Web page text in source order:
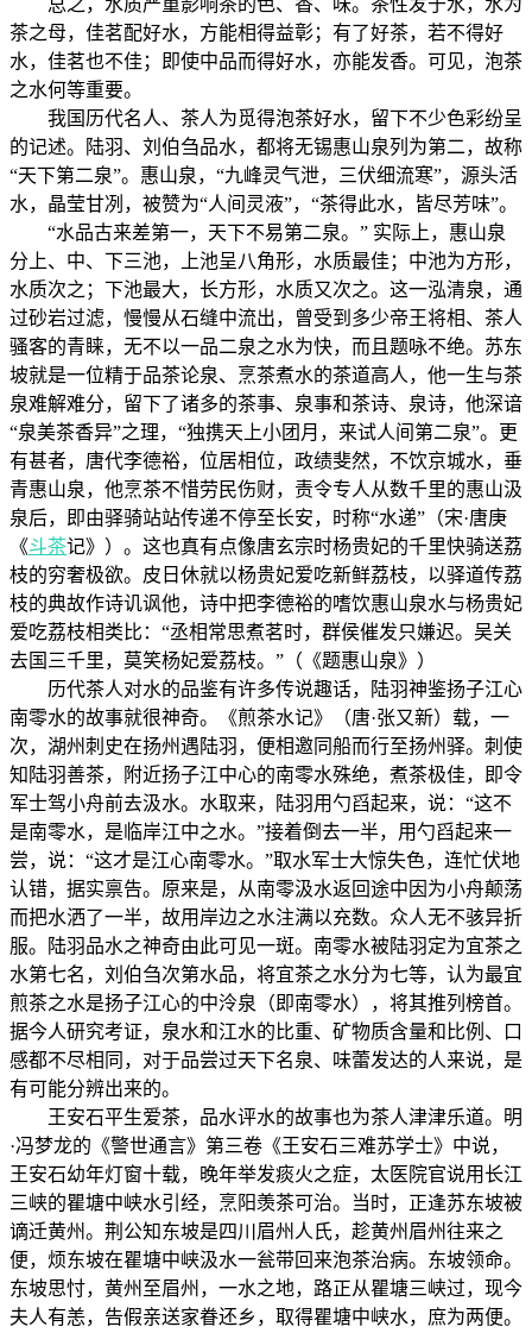
茶之母，佳茗配好水，方能相得益彰；有了好茶，若不得好
水，佳茗也不佳；即使中品而得好水，亦能发香。可见，泡茶
之水何等重要。
我国历代名人、茶人为觅得泡茶好水，留下不少色彩纷呈
的记述。陆羽、刘伯刍品水，都将无锡惠山泉列为第二，故称
“天下第二泉”。惠山泉，“九峰灵气泄，三伏细流寒”，源头活
水，晶莹甘冽，被赞为“人间灵液”，“茶得此水，皆尽芳味”。
“水品古来差第一，天下不易第二泉。” 实际上，惠山泉
分上、中、下三池，上池呈八角形，水质最佳；中池为方形，
水质次之；下池最大，长方形，水质又次之。这一泓清泉，通
过砂岩过滤，慢慢从石缝中流出，曾受到多少帝王将相、茶人
骚客的青睐，无不以一品二泉之水为快，而且题咏不绝。苏东
坡就是一位精于品茶论泉、烹茶煮水的茶道高人，他一生与茶
泉难解难分，留下了诸多的茶事、泉事和茶诗、泉诗，他深谙
“泉美茶香异”之理，“独携天上小团月，来试人间第二泉”。更
有甚者，唐代李德裕，位居相位，政绩斐然，不饮京城水，垂
青惠山泉，他烹茶不惜劳民伤财，责令专人从数千里的惠山汲
泉后，即由驿骑站站传递不停至长安，时称“水递”（宋·唐庚
《斗茶记》）。这也真有点像唐玄宗时杨贵妃的千里快骑送荔
枝的穷奢极欲。皮日休就以杨贵妃爱吃新鲜荔枝，以驿道传荔
枝的典故作诗讥讽他，诗中把李德裕的嗜饮惠山泉水与杨贵妃
爱吃荔枝相类比：“丞相常思煮茗时，群侯催发只嫌迟。吴关
去国三千里，莫笑杨妃爱荔枝。”（《题惠山泉》）
历代茶人对水的品鉴有许多传说趣话，陆羽神鉴扬子江心
南零水的故事就很神奇。《煎茶水记》（唐·张又新）载，一
次，湖州刺史在扬州遇陆羽，便相邀同船而行至扬州驿。刺使
知陆羽善茶，附近扬子江中心的南零水殊绝，煮茶极佳，即令
军士驾小舟前去汲水。水取来，陆羽用勺舀起来，说：“这不
是南零水，是临岸江中之水。”接着倒去一半，用勺舀起来一
尝，说：“这才是江心南零水。”取水军士大惊失色，连忙伏地
认错，据实禀告。原来是，从南零汲水返回途中因为小舟颠荡
而把水洒了一半，故用岸边之水注满以充数。众人无不骇异折
服。陆羽品水之神奇由此可见一斑。南零水被陆羽定为宜茶之
水第七名，刘伯刍次第水品，将宜茶之水分为七等，认为最宜
煎茶之水是扬子江心的中泠泉（即南零水），将其推列榜首。
据今人研究考证，泉水和江水的比重、矿物质含量和比例、口
感都不尽相同，对于品尝过天下名泉、味蕾发达的人来说，是
有可能分辨出来的。
王安石平生爱茶，品水评水的故事也为茶人津津乐道。明
·冯梦龙的《警世通言》第三卷《王安石三难苏学士》中说，
王安石幼年灯窗十载，晚年举发痰火之症，太医院官说用长江
三峡的瞿塘中峡水引经，烹阳羡茶可治。当时，正逢苏东坡被
谪迁黄州。荆公知东坡是四川眉州人氏，趁黄州眉州往来之
便，烦东坡在瞿塘中峡汲水一瓮带回来泡茶治病。东坡领命。
东坡思忖，黄州至眉州，一水之地，路正从瞿塘三峡过，现今
夫人有恙，告假亲送家眷还乡，取得瞿塘中峡水，庶为两便。